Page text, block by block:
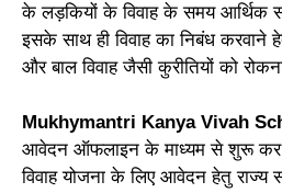
के लड़कियों के विवाह के समय आर्थिक
इसके साथ ही विवाह का निबंध करवाने
और बाल विवाह जैसी कुरीतियों को
Mukhymantri Kanya Vivah
आवेदन ऑफलाइन के माध्यम से शुरू कर
विवाह योजना के लिए आवेदन हेतु राज्य